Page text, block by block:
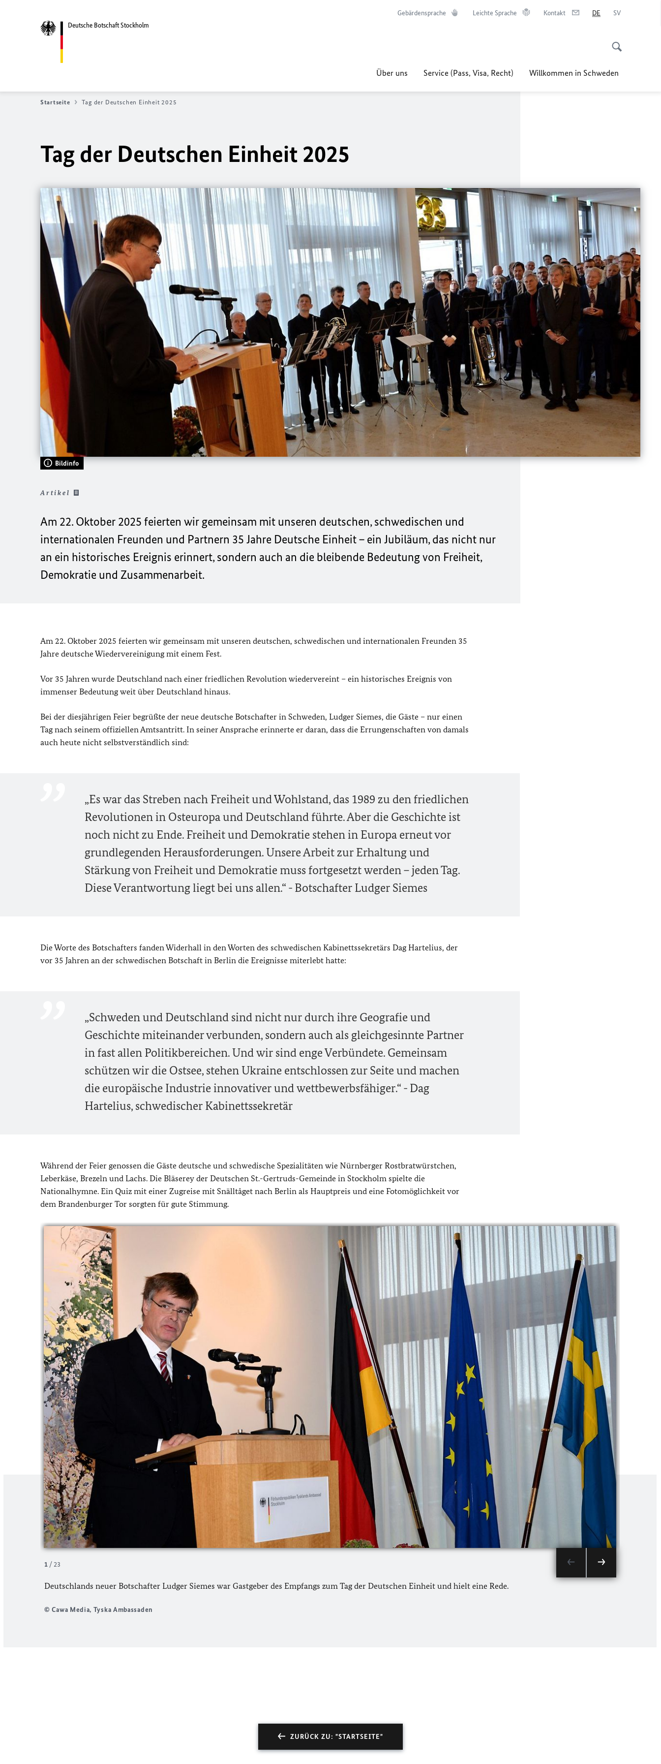
Deutsche Botschaft Stockholm
Gebärdensprache Leichte Sprache Kontakt DE SV
Über uns Service (Pass, Visa, Recht) Willkommen in Schweden
Startseite Tag der Deutschen Einheit 2025
Tag der Deutschen Einheit 2025
Bildinfo
Artikel
Am 22. Oktober 2025 feierten wir gemeinsam mit unseren deutschen, schwedischen und
internationalen Freunden und Partnern 35 Jahre Deutsche Einheit – ein Jubiläum, das nicht nur
an ein historisches Ereignis erinnert, sondern auch an die bleibende Bedeutung von Freiheit,
Demokratie und Zusammenarbeit.
Am 22. Oktober 2025 feierten wir gemeinsam mit unseren deutschen, schwedischen und internationalen Freunden 35
Jahre deutsche Wiedervereinigung mit einem Fest.
Vor 35 Jahren wurde Deutschland nach einer friedlichen Revolution wiedervereint – ein historisches Ereignis von
immenser Bedeutung weit über Deutschland hinaus.
Bei der diesjährigen Feier begrüßte der neue deutsche Botschafter in Schweden, Ludger Siemes, die Gäste – nur einen
Tag nach seinem offiziellen Amtsantritt. In seiner Ansprache erinnerte er daran, dass die Errungenschaften von damals
auch heute nicht selbstverständlich sind:
„Es war das Streben nach Freiheit und Wohlstand, das 1989 zu den friedlichen
Revolutionen in Osteuropa und Deutschland führte. Aber die Geschichte ist
noch nicht zu Ende. Freiheit und Demokratie stehen in Europa erneut vor
grundlegenden Herausforderungen. Unsere Arbeit zur Erhaltung und
Stärkung von Freiheit und Demokratie muss fortgesetzt werden – jeden Tag.
Diese Verantwortung liegt bei uns allen.“ - Botschafter Ludger Siemes
Die Worte des Botschafters fanden Widerhall in den Worten des schwedischen Kabinettssekretärs Dag Hartelius, der
vor 35 Jahren an der schwedischen Botschaft in Berlin die Ereignisse miterlebt hatte:
„Schweden und Deutschland sind nicht nur durch ihre Geografie und
Geschichte miteinander verbunden, sondern auch als gleichgesinnte Partner
in fast allen Politikbereichen. Und wir sind enge Verbündete. Gemeinsam
schützen wir die Ostsee, stehen Ukraine entschlossen zur Seite und machen
die europäische Industrie innovativer und wettbewerbsfähiger.“ - Dag
Hartelius, schwedischer Kabinettssekretär
Während der Feier genossen die Gäste deutsche und schwedische Spezialitäten wie Nürnberger Rostbratwürstchen,
Leberkäse, Brezeln und Lachs. Die Bläserey der Deutschen St.-Gertruds-Gemeinde in Stockholm spielte die
Nationalhymne. Ein Quiz mit einer Zugreise mit Snälltåget nach Berlin als Hauptpreis und eine Fotomöglichkeit vor
dem Brandenburger Tor sorgten für gute Stimmung.
Deutschlands neuer Botschafter Ludger Siemes war Gastgeber des Empfangs zum Tag der Deutschen Einheit und hielt eine Rede.
© Cawa Media, Tyska Ambassaden
1 / 23
ZURÜCK ZU: "STARTSEITE"